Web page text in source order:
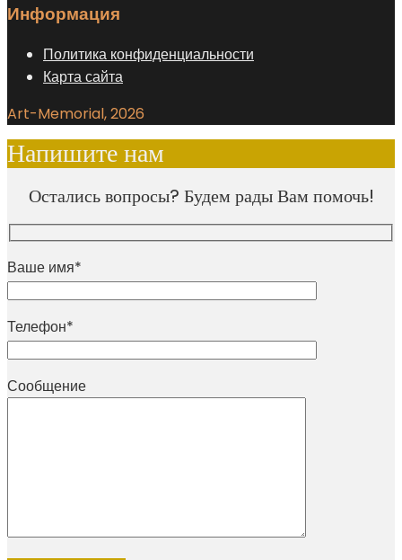
Информация
Политика конфиденциальности
Карта сайта
Art-Memorial, 2026
Напишите нам
Остались вопросы? Будем рады Вам помочь!
Ваше имя*
Телефон*
Сообщение